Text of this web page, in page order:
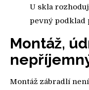
U skla
pevný podklad
Montáž,
Montáž zábradlí